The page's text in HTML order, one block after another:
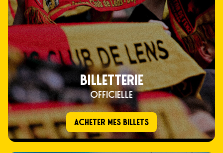
BILLETTERIE
OFFICIELLE
ACHETER MES BILLETS